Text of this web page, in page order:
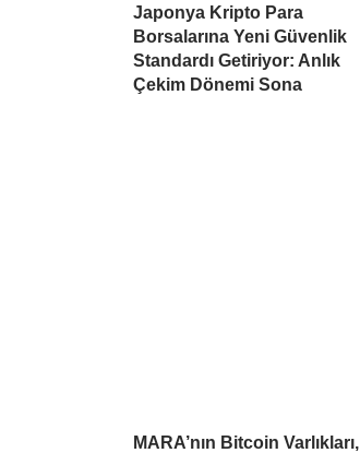
Japonya Kripto Para
Borsalarına Yeni Güvenlik
Standardı Getiriyor: Anlık
Çekim Dönemi Sona
MARA’nın Bitcoin Varlıkları,